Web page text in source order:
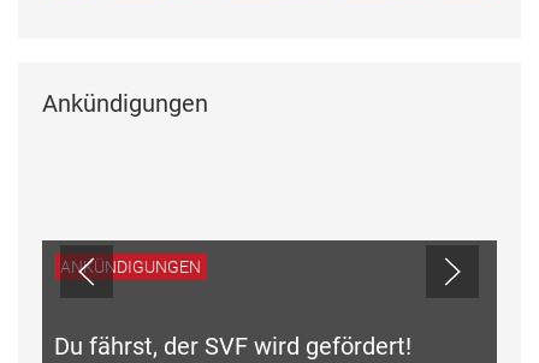
Ankündigungen
ANKÜNDIGUNGEN
Du fährst, der SVF wird gefördert!